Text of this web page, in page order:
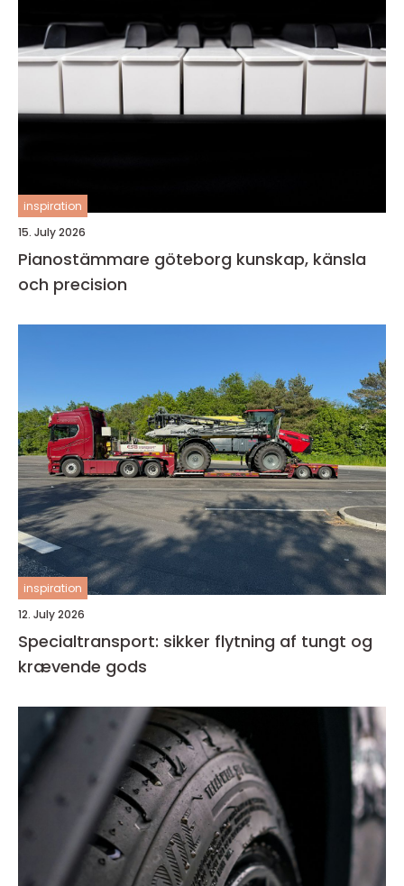
inspiration
15. July 2026
Pianostämmare göteborg kunskap, känsla
och precision
inspiration
12. July 2026
Specialtransport: sikker flytning af tungt og
krævende gods